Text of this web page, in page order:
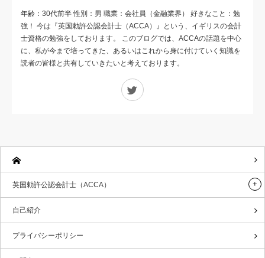
年齢：30代前半 性別：男 職業：会社員（金融業界） 好きなこと：勉
強！ 今は『英国勅許公認会計士（ACCA）』という、イギリスの会計
士資格の勉強をしております。 このブログでは、ACCAの話題を中心
に、私が今まで培ってきた、あるいはこれから身に付けていく知識を
読者の皆様と共有していきたいと考えております。
英国勅許公認会計士（ACCA）
自己紹介
プライバシーポリシー